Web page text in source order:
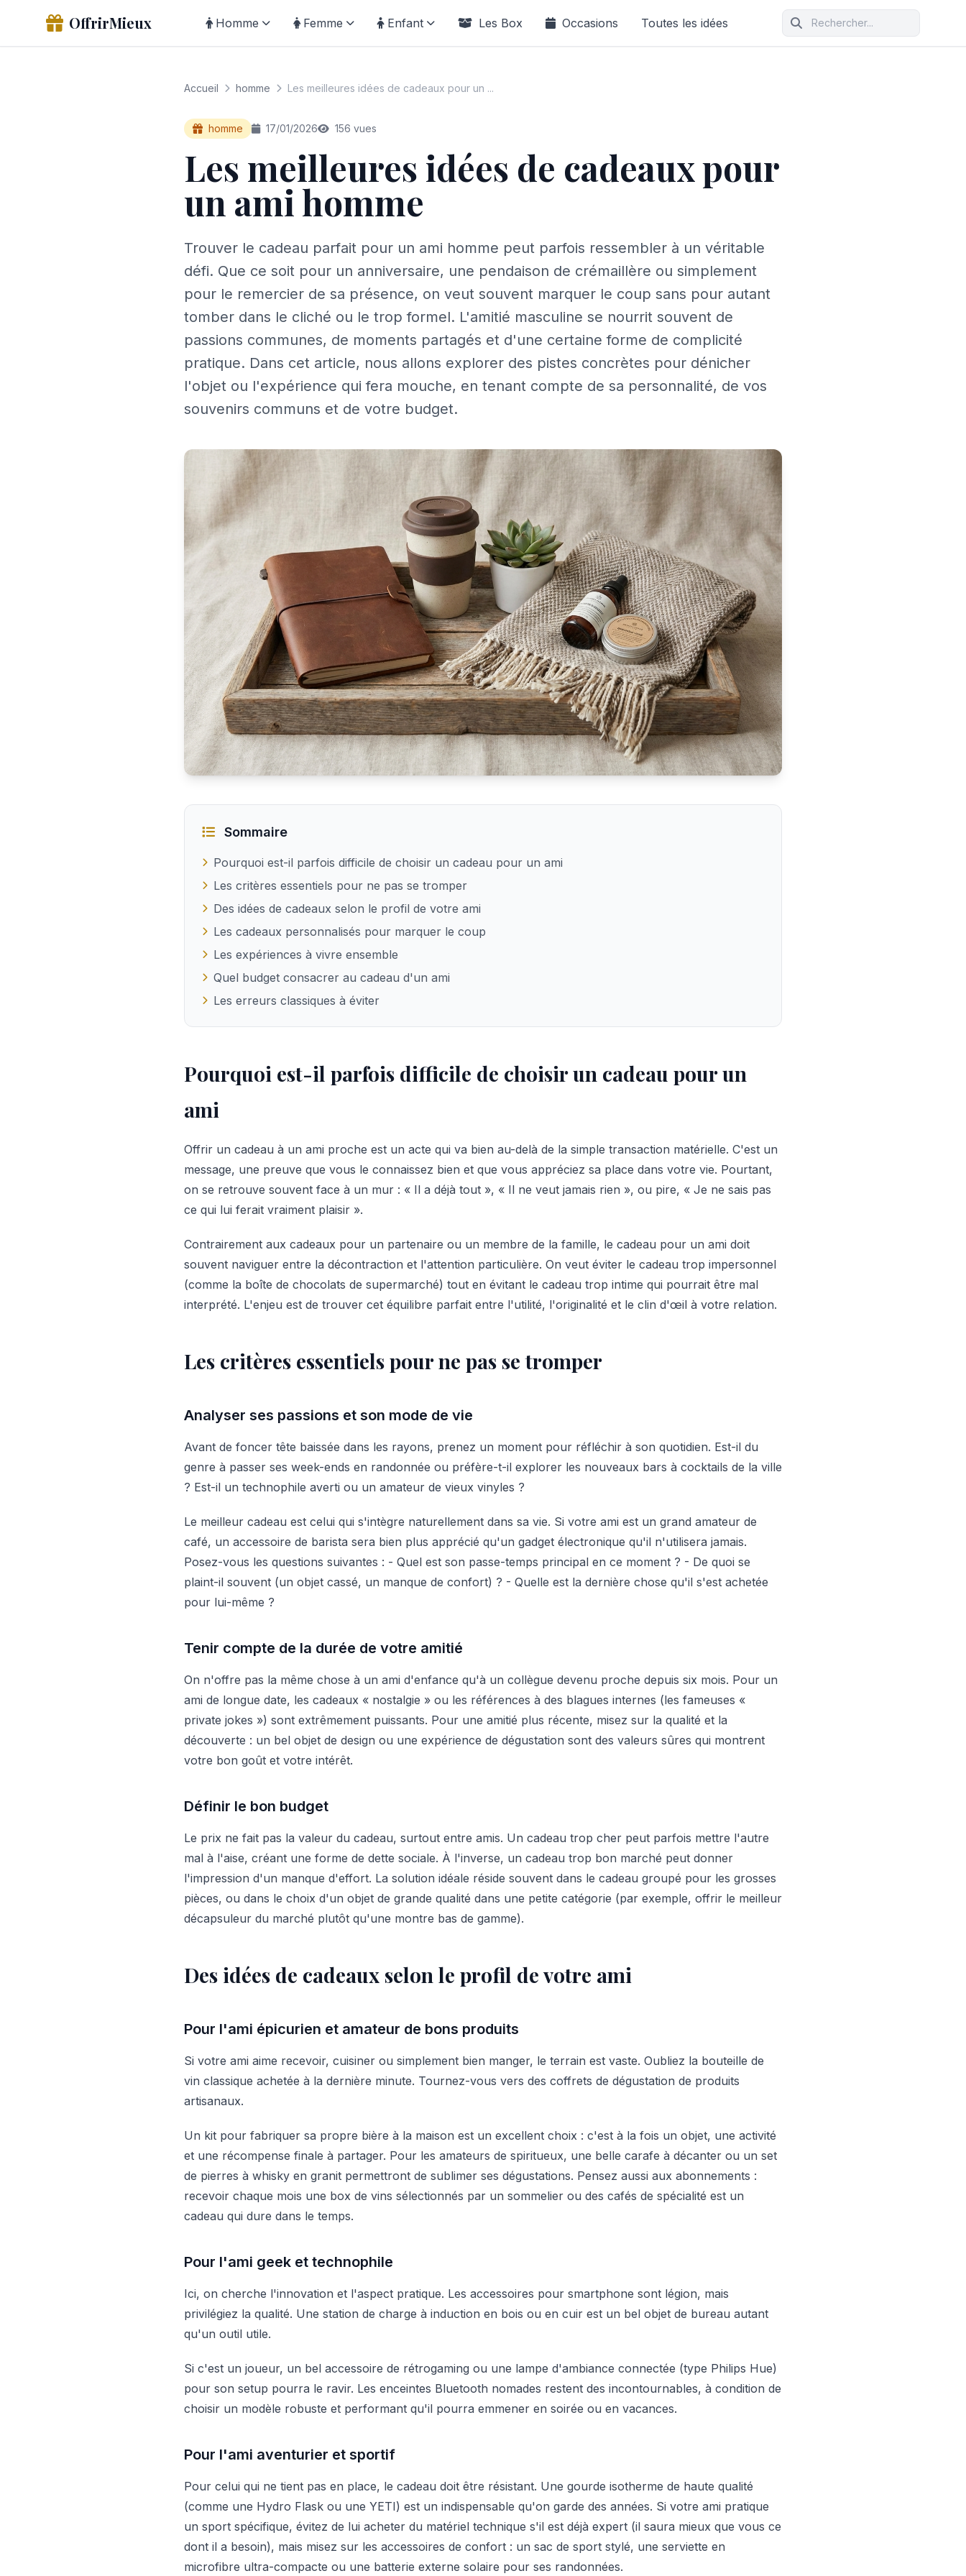
OffrirMieux Homme Femme Enfant Les Box Occasions Toutes les idées
Accueil homme Les meilleures idées de cadeaux pour un ...
homme 17/01/2026 156 vues
Les meilleures idées de cadeaux pour
un ami homme
Trouver le cadeau parfait pour un ami homme peut parfois ressembler à un véritable
défi. Que ce soit pour un anniversaire, une pendaison de crémaillère ou simplement
pour le remercier de sa présence, on veut souvent marquer le coup sans pour autant
tomber dans le cliché ou le trop formel. L'amitié masculine se nourrit souvent de
passions communes, de moments partagés et d'une certaine forme de complicité
pratique. Dans cet article, nous allons explorer des pistes concrètes pour dénicher
l'objet ou l'expérience qui fera mouche, en tenant compte de sa personnalité, de vos
souvenirs communs et de votre budget.
Sommaire
Pourquoi est-il parfois difficile de choisir un cadeau pour un ami
Les critères essentiels pour ne pas se tromper
Des idées de cadeaux selon le profil de votre ami
Les cadeaux personnalisés pour marquer le coup
Les expériences à vivre ensemble
Quel budget consacrer au cadeau d'un ami
Les erreurs classiques à éviter
Pourquoi est-il parfois difficile de choisir un cadeau pour un
ami
Offrir un cadeau à un ami proche est un acte qui va bien au-delà de la simple transaction matérielle. C'est un
message, une preuve que vous le connaissez bien et que vous appréciez sa place dans votre vie. Pourtant,
on se retrouve souvent face à un mur : « Il a déjà tout », « Il ne veut jamais rien », ou pire, « Je ne sais pas
ce qui lui ferait vraiment plaisir ».
Contrairement aux cadeaux pour un partenaire ou un membre de la famille, le cadeau pour un ami doit
souvent naviguer entre la décontraction et l'attention particulière. On veut éviter le cadeau trop impersonnel
(comme la boîte de chocolats de supermarché) tout en évitant le cadeau trop intime qui pourrait être mal
interprété. L'enjeu est de trouver cet équilibre parfait entre l'utilité, l'originalité et le clin d'œil à votre relation.
Les critères essentiels pour ne pas se tromper
Analyser ses passions et son mode de vie
Avant de foncer tête baissée dans les rayons, prenez un moment pour réfléchir à son quotidien. Est-il du
genre à passer ses week-ends en randonnée ou préfère-t-il explorer les nouveaux bars à cocktails de la ville
? Est-il un technophile averti ou un amateur de vieux vinyles ?
Le meilleur cadeau est celui qui s'intègre naturellement dans sa vie. Si votre ami est un grand amateur de
café, un accessoire de barista sera bien plus apprécié qu'un gadget électronique qu'il n'utilisera jamais.
Posez-vous les questions suivantes : - Quel est son passe-temps principal en ce moment ? - De quoi se
plaint-il souvent (un objet cassé, un manque de confort) ? - Quelle est la dernière chose qu'il s'est achetée
pour lui-même ?
Tenir compte de la durée de votre amitié
On n'offre pas la même chose à un ami d'enfance qu'à un collègue devenu proche depuis six mois. Pour un
ami de longue date, les cadeaux « nostalgie » ou les références à des blagues internes (les fameuses «
private jokes ») sont extrêmement puissants. Pour une amitié plus récente, misez sur la qualité et la
découverte : un bel objet de design ou une expérience de dégustation sont des valeurs sûres qui montrent
votre bon goût et votre intérêt.
Définir le bon budget
Le prix ne fait pas la valeur du cadeau, surtout entre amis. Un cadeau trop cher peut parfois mettre l'autre
mal à l'aise, créant une forme de dette sociale. À l'inverse, un cadeau trop bon marché peut donner
l'impression d'un manque d'effort. La solution idéale réside souvent dans le cadeau groupé pour les grosses
pièces, ou dans le choix d'un objet de grande qualité dans une petite catégorie (par exemple, offrir le meilleur
décapsuleur du marché plutôt qu'une montre bas de gamme).
Des idées de cadeaux selon le profil de votre ami
Pour l'ami épicurien et amateur de bons produits
Si votre ami aime recevoir, cuisiner ou simplement bien manger, le terrain est vaste. Oubliez la bouteille de
vin classique achetée à la dernière minute. Tournez-vous vers des coffrets de dégustation de produits
artisanaux.
Un kit pour fabriquer sa propre bière à la maison est un excellent choix : c'est à la fois un objet, une activité
et une récompense finale à partager. Pour les amateurs de spiritueux, une belle carafe à décanter ou un set
de pierres à whisky en granit permettront de sublimer ses dégustations. Pensez aussi aux abonnements :
recevoir chaque mois une box de vins sélectionnés par un sommelier ou des cafés de spécialité est un
cadeau qui dure dans le temps.
Pour l'ami geek et technophile
Ici, on cherche l'innovation et l'aspect pratique. Les accessoires pour smartphone sont légion, mais
privilégiez la qualité. Une station de charge à induction en bois ou en cuir est un bel objet de bureau autant
qu'un outil utile.
Si c'est un joueur, un bel accessoire de rétrogaming ou une lampe d'ambiance connectée (type Philips Hue)
pour son setup pourra le ravir. Les enceintes Bluetooth nomades restent des incontournables, à condition de
choisir un modèle robuste et performant qu'il pourra emmener en soirée ou en vacances.
Pour l'ami aventurier et sportif
Pour celui qui ne tient pas en place, le cadeau doit être résistant. Une gourde isotherme de haute qualité
(comme une Hydro Flask ou une YETI) est un indispensable qu'on garde des années. Si votre ami pratique
un sport spécifique, évitez de lui acheter du matériel technique s'il est déjà expert (il saura mieux que vous ce
dont il a besoin), mais misez sur les accessoires de confort : un sac de sport stylé, une serviette en
microfibre ultra-compacte ou une batterie externe solaire pour ses randonnées.